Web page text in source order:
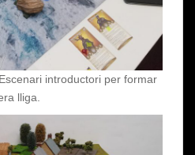
Escenari introductori per formar
lliga.